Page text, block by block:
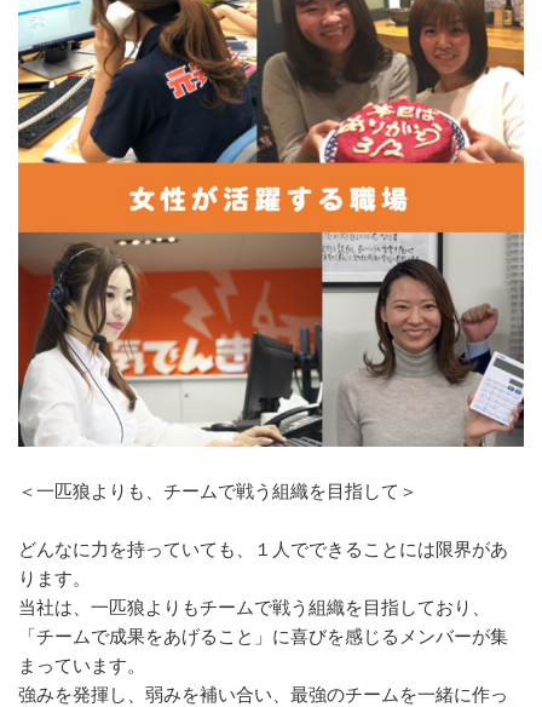
＜一匹狼よりも、チームで戦う組織を目指して＞
どんなに力を持っていても、１人でできることには限界があ
ります。
当社は、一匹狼よりもチームで戦う組織を目指しており、
「チームで成果をあげること」に喜びを感じるメンバーが集
まっています。
強みを発揮し、弱みを補い合い、最強のチームを一緒に作っ